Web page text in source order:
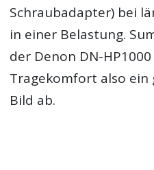
Schraubadapter) bei
in einer Belastung.
der Denon DN-
Tragekomfort also ein
Bild ab.